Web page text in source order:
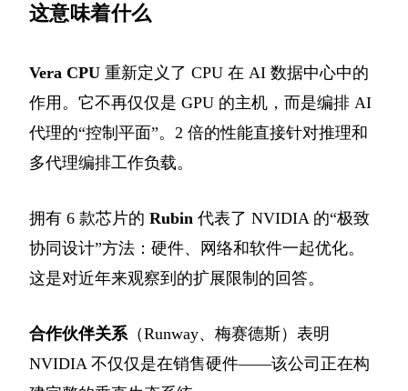
这意味着什么
Vera CPU 重新定义了 CPU 在 AI 数据中心中的
作用。它不再仅仅是 GPU 的主机，而是编排 AI
代理的“控制平面”。2 倍的性能直接针对推理和
多代理编排工作负载。
拥有 6 款芯片的 Rubin 代表了 NVIDIA 的“极致
协同设计”方法：硬件、网络和软件一起优化。
这是对近年来观察到的扩展限制的回答。
合作伙伴关系 （Runway、梅赛德斯）表明
NVIDIA 不仅仅是在销售硬件——该公司正在构